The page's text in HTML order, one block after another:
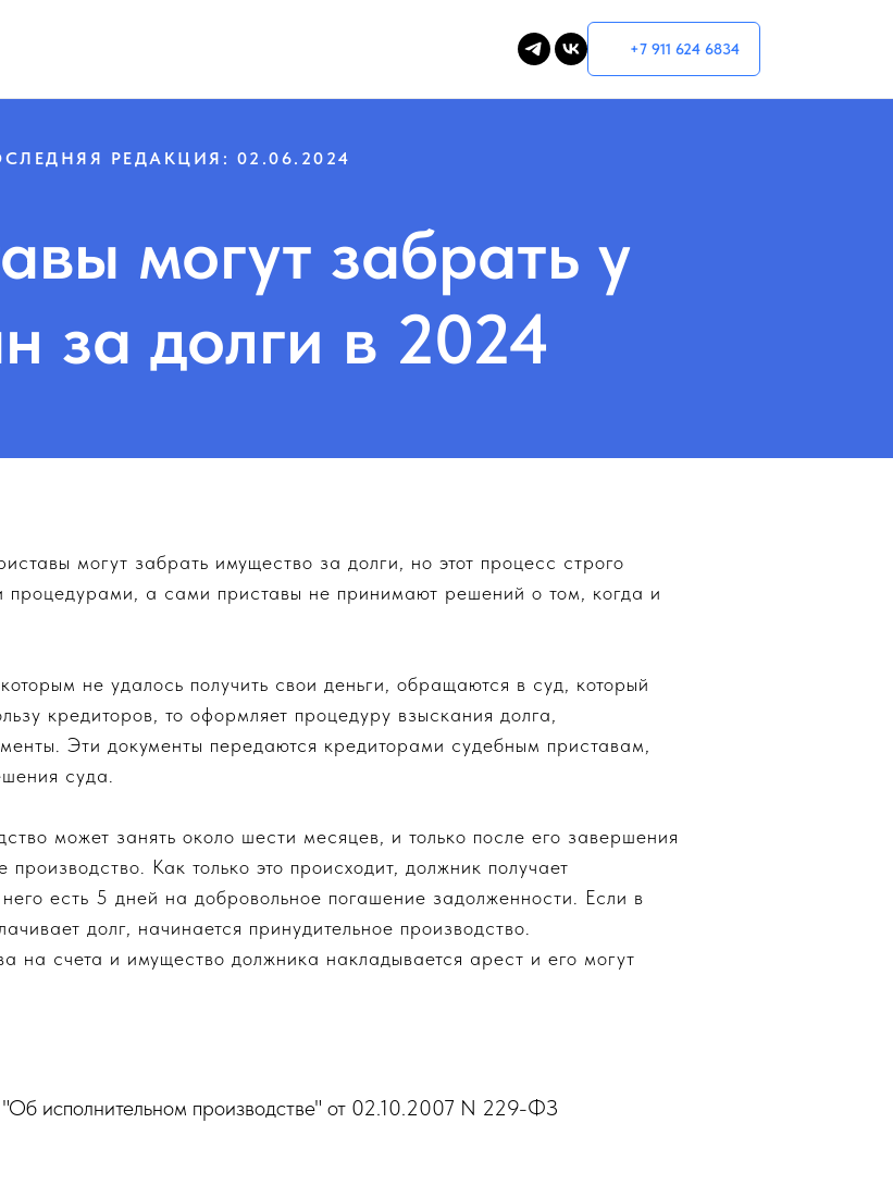
+7 911 624 6834
РЕДАКЦИЯ: 02.06.2024
могут забрать у
за долги в 2024
могут забрать имущество за долги, но этот процесс строго
процедурами, а сами приставы не принимают решений о том, когда и
не удалось получить свои деньги, обращаются в суд, который
кредиторов, то оформляет процедуру взыскания долга,
Эти документы передаются кредиторами судебным приставам,
суда.
может занять около шести месяцев, и только после его завершения
производство. Как только это происходит, должник получает
есть 5 дней на добровольное погашение задолженности. Если в
долг, начинается принудительное производство.
на счета и имущество должника накладывается арест и его могут
исполнительном производстве" от 02.10.2007 N 229-ФЗ